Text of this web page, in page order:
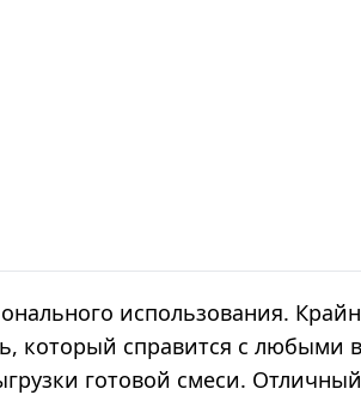
использования.
который справится с любыми
готовой смеси.